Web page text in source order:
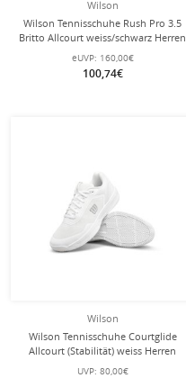
Wilson
Wilson Tennisschuhe Rush Pro 3.5
Britto Allcourt weiss/schwarz Herren
eUVP: 160,00€
100,74€
Wilson
Wilson Tennisschuhe Courtglide
Allcourt (Stabilität) weiss Herren
UVP: 80,00€